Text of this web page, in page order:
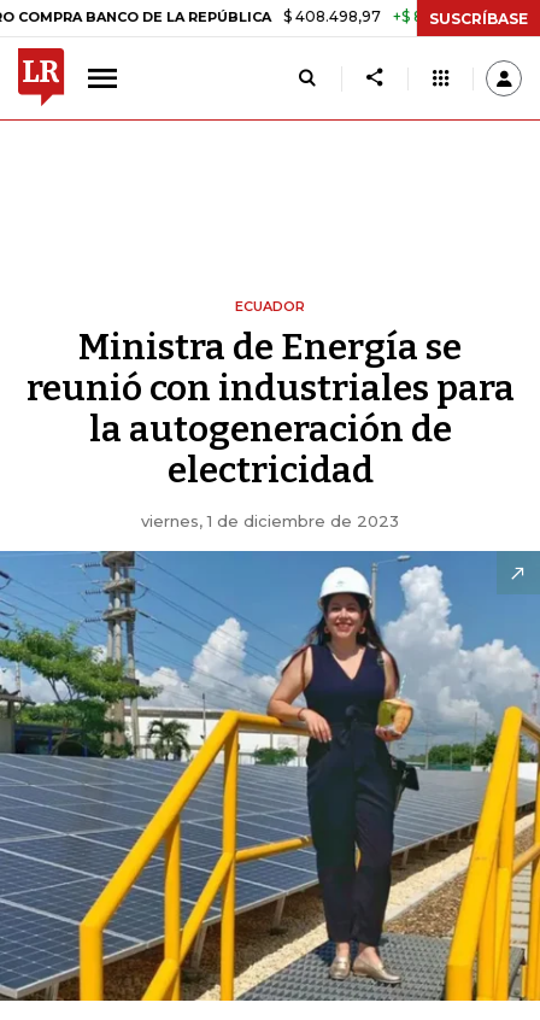
BANCO DE LA REPÚBLICA $ 408.498,97 +$ 8.753,81 +2,19%
SUSCRÍBASE
ECUADOR
Ministra de Energía se
reunió con industriales para
la autogeneración de
electricidad
viernes, 1 de diciembre de 2023